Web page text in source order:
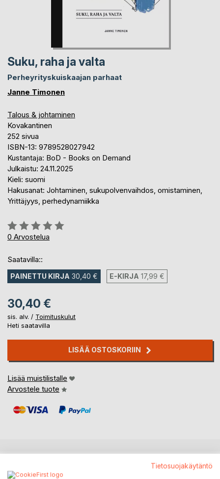
Suku, raha ja valta
Perheyrityskuiskaajan parhaat
Janne Timonen
Talous & johtaminen
Kovakantinen
252 sivua
ISBN-13: 9789528027942
Kustantaja: BoD - Books on Demand
Julkaistu: 24.11.2025
Kieli: suomi
Hakusanat: Johtaminen, sukupolvenvaihdos, omistaminen,
Yrittäjyys, perhedynamiikka
Arvostelu::
0%
0 Arvostelua
Saatavilla::
PAINETTU KIRJA 30,40 € E-KIRJA 17,99 €
30,40 €
sis. alv. / Toimituskulut
Heti saatavilla
LISÄÄ OSTOSKORIIN
Lisää muistilistalle
Arvostele tuote
Tietosuojakäytäntö